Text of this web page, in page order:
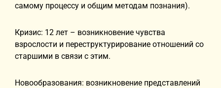
самому процессу и общим методам познания).
Кризис: 12 лет – возникновение чувства
взрослости и переструктурирование отношений со
старшими в связи с этим.
Новообразования: возникновение представлений